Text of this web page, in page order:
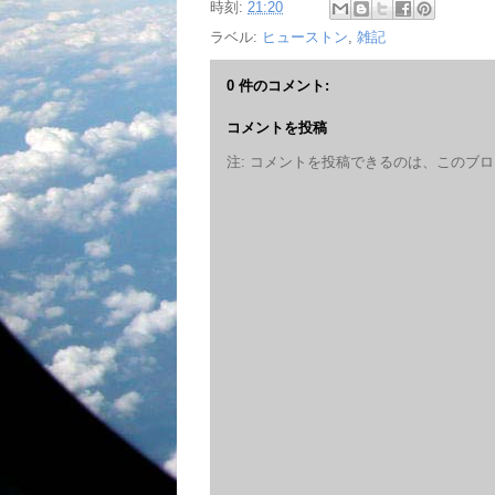
時刻: 21:20
ラベル: ヒューストン, 雑記
0 件のコメント:
コメントを投稿
注: コメントを投稿できるのは、このブロ